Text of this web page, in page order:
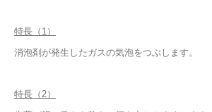
特長（1）
消泡剤が発生したガスの気泡をつぶします。
特長（2）